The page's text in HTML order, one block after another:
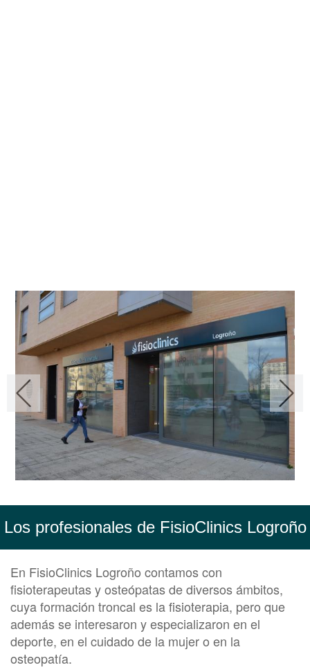
Los profesionales de FisioClinics Logroño
En FisioClinics Logroño contamos con
fisioterapeutas y osteópatas de diversos ámbitos,
cuya formación troncal es la fisioterapia, pero que
además se interesaron y especializaron en el
deporte, en el cuidado de la mujer o en la
osteopatía.